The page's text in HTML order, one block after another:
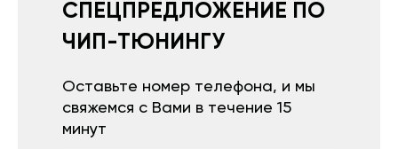
СПЕЦПРЕДЛОЖЕНИЕ ПО
ЧИП-ТЮНИНГУ
Оставьте номер телефона, и мы
свяжемся с Вами в течение 15
минут